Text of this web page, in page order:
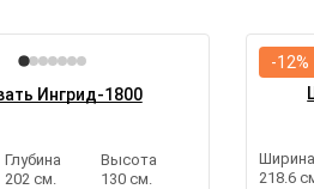
Ингрид-1800
Глубина
202 см.
Высота
130 см.
Ширина
218.6
-12%